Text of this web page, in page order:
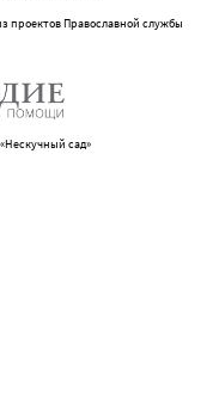
проектов Православной службы
сад»